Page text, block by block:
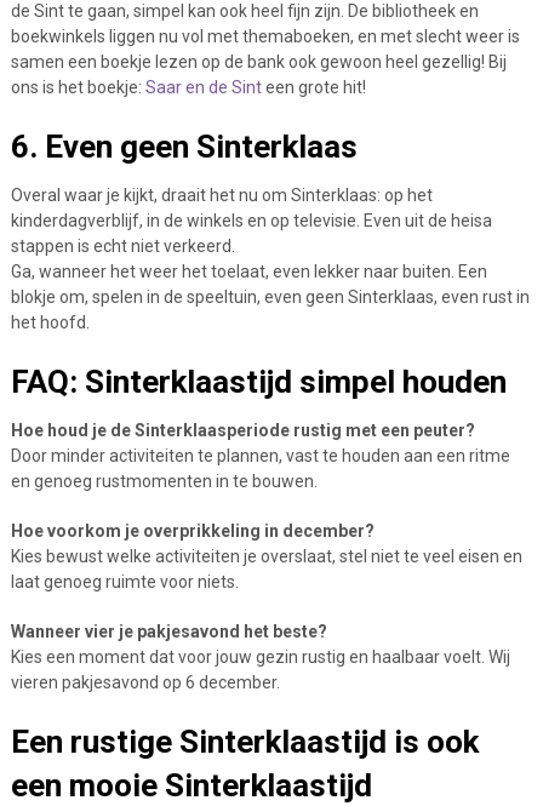
de Sint te gaan, simpel kan ook heel fijn zijn. De bibliotheek en
boekwinkels liggen nu vol met themaboeken, en met slecht weer is
samen een boekje lezen op de bank ook gewoon heel gezellig! Bij
ons is het boekje: Saar en de Sinteen grote hit!
6. Even geen Sinterklaas
Overal waar je kijkt, draait het nu om Sinterklaas: op het
kinderdagverblijf, in de winkels en op televisie. Even uit de heisa
stappen is echt niet verkeerd.
Ga, wanneer het weer het toelaat, even lekker naar buiten. Een
blokje om, spelen in de speeltuin, even geen Sinterklaas, even rust in
het hoofd.
FAQ: Sinterklaastijd simpel houden
Hoe houd je de Sinterklaasperiode rustig met een peuter?
Door minder activiteiten te plannen, vast te houden aan een ritme
en genoeg rustmomenten in te bouwen.
Hoe voorkom je overprikkeling in december?
Kies bewust welke activiteiten je overslaat, stel niet te veel eisen en
laat genoeg ruimte voor niets.
Wanneer vier je pakjesavond het beste?
Kies een moment dat voor jouw gezin rustig en haalbaar voelt. Wij
vieren pakjesavond op 6 december.
Een rustige Sinterklaastijd is ook
een mooie Sinterklaastijd